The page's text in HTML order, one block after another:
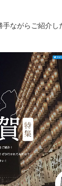
ながらご紹介し